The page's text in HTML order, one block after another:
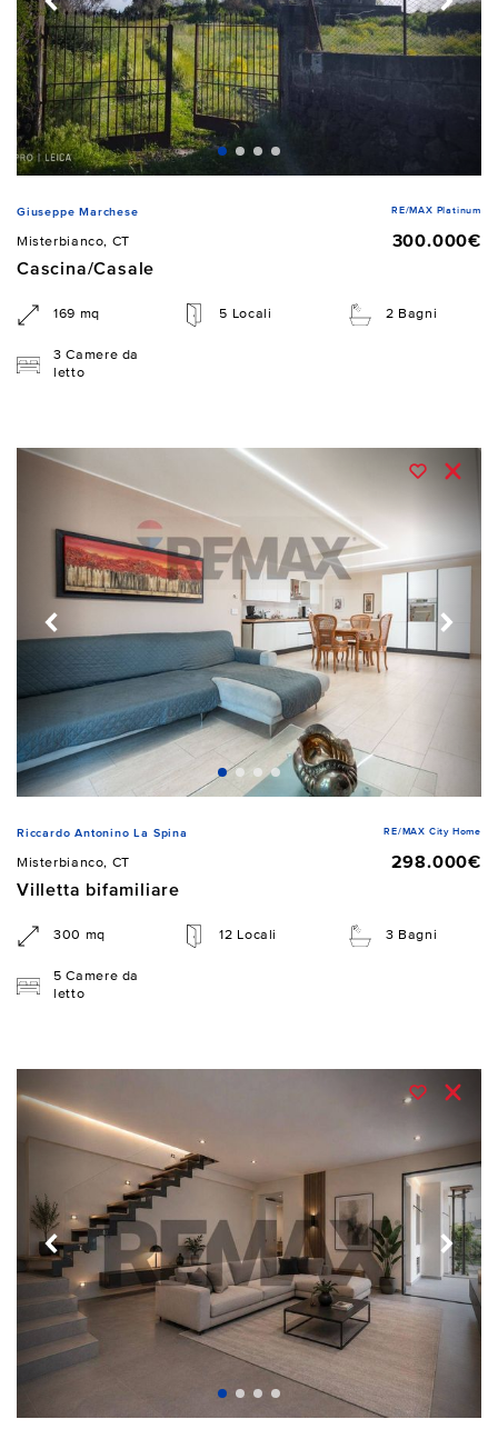
Giuseppe Marchese RE/MAX Platinum
Misterbianco, CT
300.000€
Cascina/Casale
169 mq 5 Locali 2 Bagni
3 Camere da
letto
Riccardo Antonino La Spina RE/MAX City Home
Misterbianco, CT
298.000€
Villetta bifamiliare
300 mq 12 Locali 3 Bagni
5 Camere da
letto